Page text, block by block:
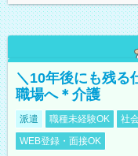
＼10年後にも残る
職場へ＊介護
派遣 職種未経験OK 社
WEB登録・面接OK